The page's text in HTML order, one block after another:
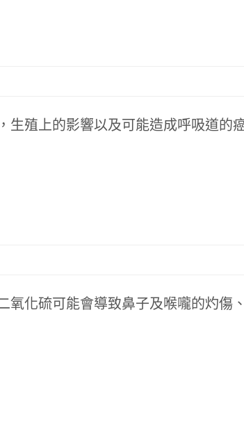
殖上的影響以及可能造成呼吸道的
化硫可能會導致鼻子及喉嚨的灼傷